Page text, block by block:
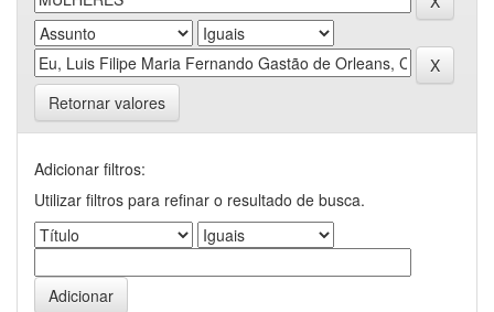
Retornar valores
Adicionar filtros:
Utilizar filtros para refinar o resultado de busca.